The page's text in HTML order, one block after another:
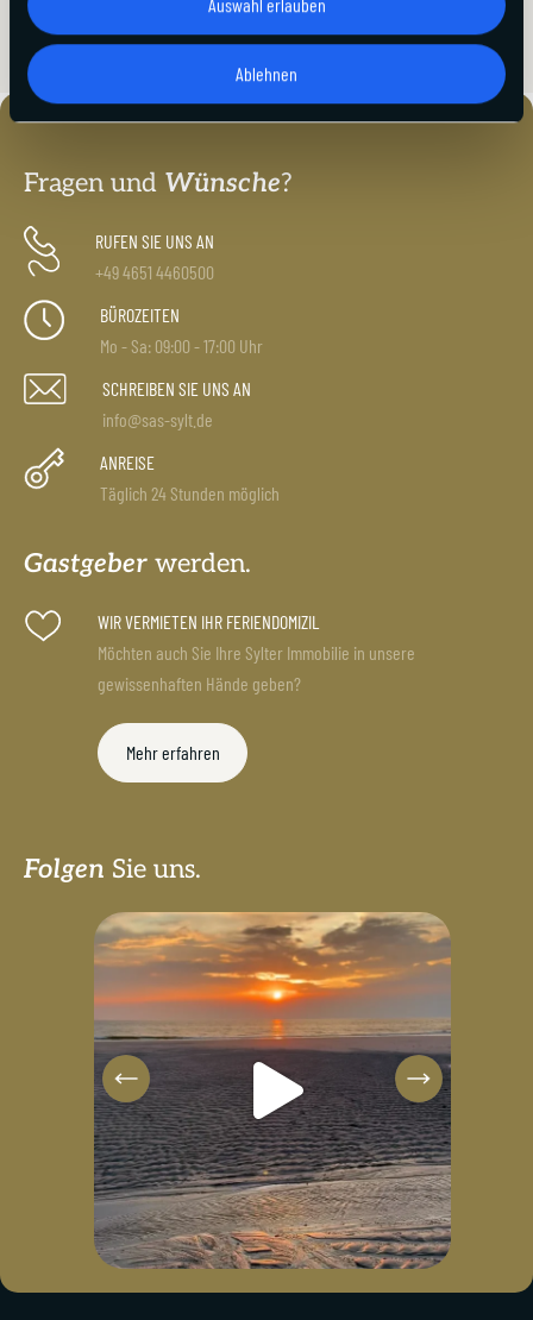
Ablehnen
Fragen und Wünsche?
RUFEN SIE UNS AN
+49 4651 4460500
BÜROZEITEN
Mo - Sa: 09:00 - 17:00 Uhr
SCHREIBEN SIE UNS AN
info@sas-sylt.de
ANREISE
Täglich 24 Stunden möglich
Folgen Sie uns.
sylterappartementservice
Juli 18
Gastgeber werden.
WIR VERMIETEN IHR FERIENDOMIZIL
Möchten auch Sie Ihre Sylter Immobilie in unsere
gewissenhaften Hände geben?
Mehr erfahren